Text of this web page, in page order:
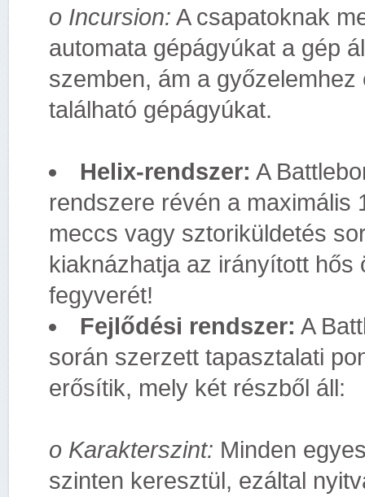
o Incursion: A csapatoknak
automata gépágyúkat a gép
szemben, ám a
található gépágyúkat.
Helix-rendszer: A
rendszere révén a maximális
meccs vagy sztoriküldetés
kiaknázhatja az irányított
fegyverét!
Fejlődési rendszer: A
során szerzett tapasztalati
erősítik, mely két részből áll:
o Karakterszint: Minden
szinten keresztül, ezáltal